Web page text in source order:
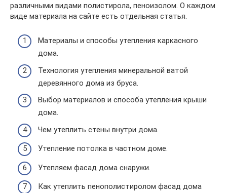
различными видами полистирола, пеноизолом. О каждом
виде материала на сайте есть отдельная статья.
Материалы и способы утепления каркасного
дома.
Технология утепления минеральной ватой
деревянного дома из бруса.
Выбор материалов и способа утепления крыши
дома.
Чем утеплить стены внутри дома.
Утепление потолка в частном доме.
Утепляем фасад дома снаружи.
Как утеплить пенополистиролом фасад дома